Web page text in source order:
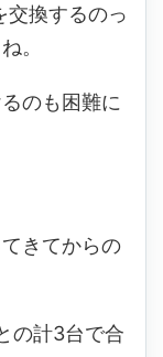
交換するのっ
。
のも困難に
きてからの
の計3台で合